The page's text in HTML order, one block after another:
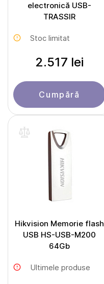
electronică USB-
TRASSIR
Stoc limitat
2.517 lei
Cumpără
Hikvision Memorie flash
USB HS-USB-M200
64Gb
Ultimele produse